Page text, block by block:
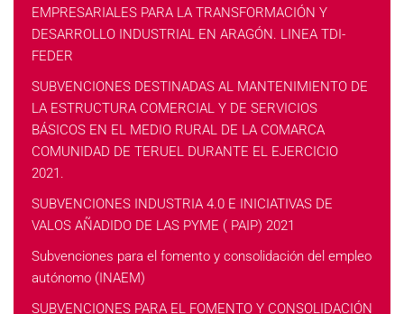
EMPRESARIALES PARA LA TRANSFORMACIÓN Y
DESARROLLO INDUSTRIAL EN ARAGÓN. LINEA TDI-
FEDER
SUBVENCIONES DESTINADAS AL MANTENIMIENTO DE
LA ESTRUCTURA COMERCIAL Y DE SERVICIOS
BÁSICOS EN EL MEDIO RURAL DE LA COMARCA
COMUNIDAD DE TERUEL DURANTE EL EJERCICIO
2021.
SUBVENCIONES INDUSTRIA 4.0 E INICIATIVAS DE
VALOS AÑADIDO DE LAS PYME ( PAIP) 2021
Subvenciones para el fomento y consolidación del empleo
autónomo (INAEM)
SUBVENCIONES PARA EL FOMENTO Y CONSOLIDACIÓN